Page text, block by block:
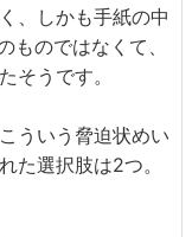
、しかも手紙の中
ものではなくて、
そうです。
ういう脅迫状めい
た選択肢は2つ。